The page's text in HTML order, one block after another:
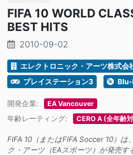
FIFA 10 WORLD
BEST HITS
2010-09-02
エレクトロニック・アーツ株式会
プレイステーション3
開発企業: EA Vancouver
年齢レーティング: CERO A (全年齢
FIFA 10（またはFIFA Soccer 10）は
ク・アーツ（EAスポーツ）が発売す